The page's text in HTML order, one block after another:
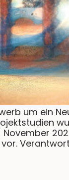
um ein